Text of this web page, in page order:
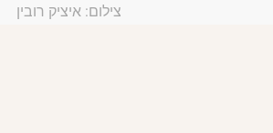
צילום: איציק רובין